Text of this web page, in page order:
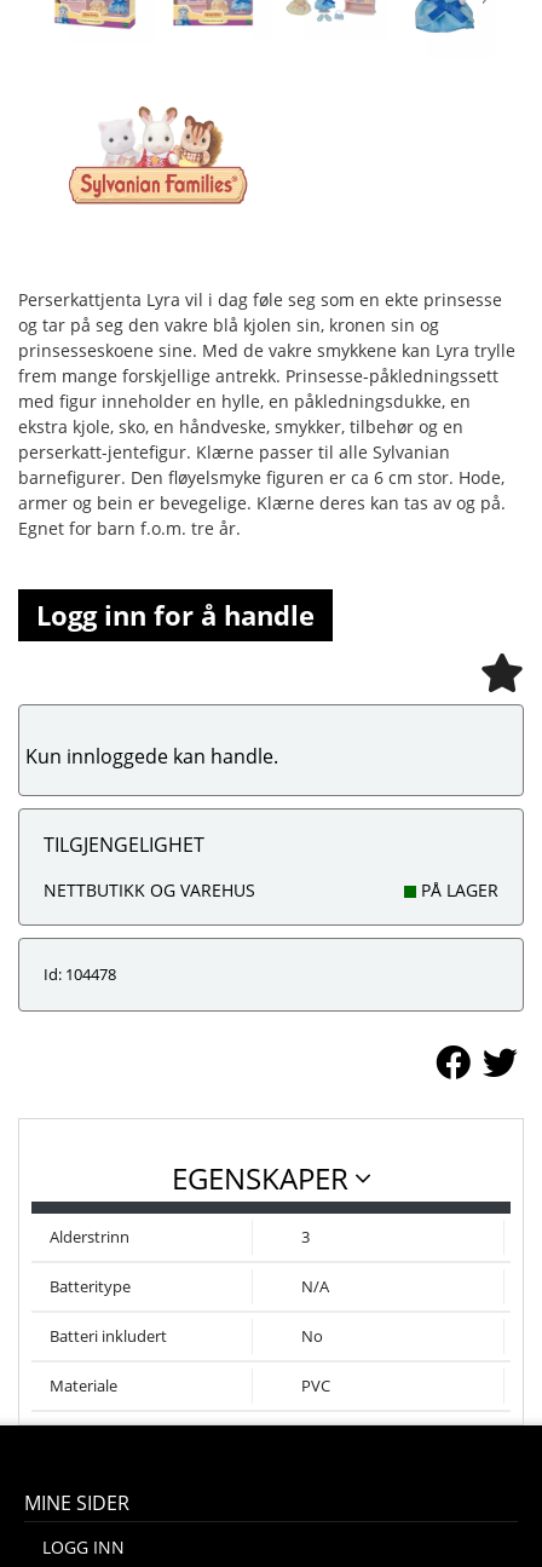
Perserkattjenta Lyra vil i dag føle seg som en ekte prinsesse
og tar på seg den vakre blå kjolen sin, kronen sin og
prinsesseskoene sine. Med de vakre smykkene kan Lyra trylle
frem mange forskjellige antrekk. Prinsesse-påkledningssett
med figur inneholder en hylle, en påkledningsdukke, en
ekstra kjole, sko, en håndveske, smykker, tilbehør og en
perserkatt-jentefigur. Klærne passer til alle Sylvanian
barnefigurer. Den fløyelsmyke figuren er ca 6 cm stor. Hode,
armer og bein er bevegelige. Klærne deres kan tas av og på.
Egnet for barn f.o.m. tre år.
Logg inn for å handle
Kun innloggede kan handle.
TILGJENGELIGHET
NETTBUTIKK OG VAREHUS PÅ LAGER
Id: 104478
EGENSKAPER
Alderstrinn 3
Batteritype N/A
Batteri inkludert No
Materiale PVC
MINE SIDER
LOGG INN